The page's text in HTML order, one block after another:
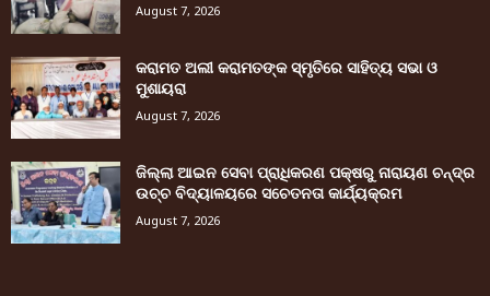
August 7, 2026
କରାମତ ଅଲୀ କରାମତଙ୍କ ସ୍ମୃତିରେ ସାହିତ୍ୟ ସଭା ଓ
ମୁଶାୟରା
August 7, 2026
ଜିଲ୍ଲା ଆଇନ ସେବା ପ୍ରାଧିକରଣ ପକ୍ଷରୁ ନାରାୟଣ ଚନ୍ଦ୍ର
ଉଚ୍ଚ ବିଦ୍ୟାଳୟରେ ସଚେତନତା କାର୍ଯ୍ୟକ୍ରମ
August 7, 2026